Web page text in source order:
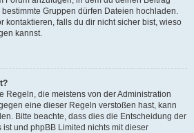
Gruppen dürfen Dateien hochladen.
kontaktieren, falls du dir nicht sicher bist, wieso
kannst.
Regeln, die meistens von der Administration
eine dieser Regeln verstoßen hast, kann
Bitte beachte, dass dies die Entscheidung der
und phpBB Limited nichts mit dieser